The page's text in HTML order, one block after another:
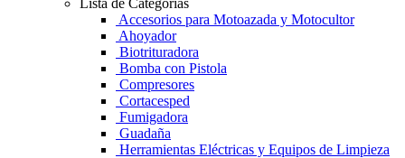
Accesorios para Motoazada y Motocultor
Ahoyador
Biotrituradora
Bomba con Pistola
Compresores
Cortacesped
Fumigadora
Guadaña
Herramientas Eléctricas y Equipos de Limpieza